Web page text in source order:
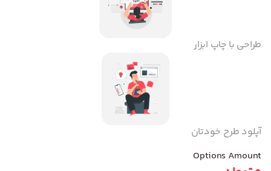
طراحی با چاپ ابزار
آپلود طرح خودتان
Options Amount